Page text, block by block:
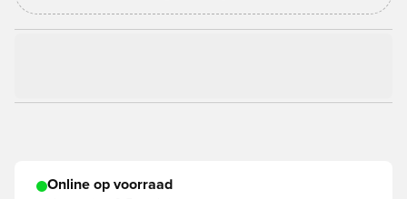
Online op voorraad